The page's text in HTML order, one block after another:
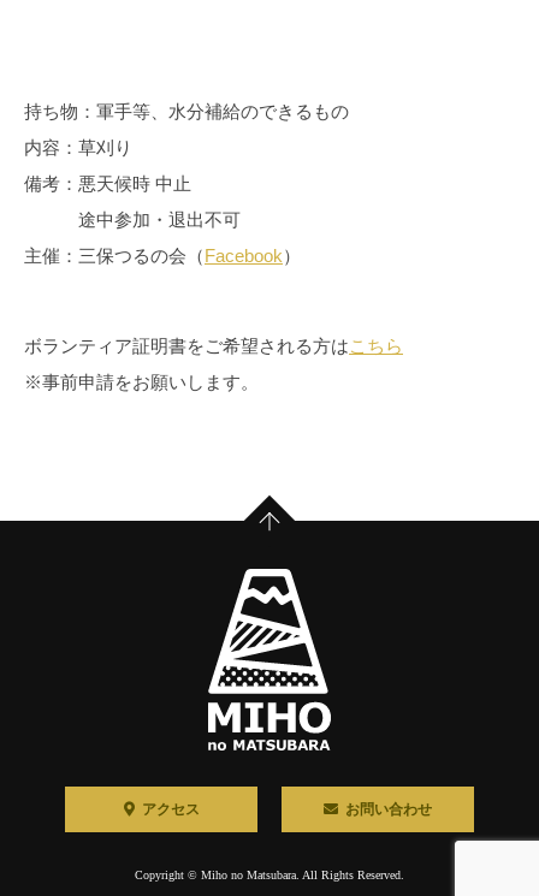
持ち物：軍手等、水分補給のできるもの
内容：草刈り
備考：悪天候時 中止
途中参加・退出不可
主催：三保つるの会（Facebook）
ボランティア証明書をご希望される方はこちら
※事前申請をお願いします。
アクセス お問い合わせ
Copyright © Miho no Matsubara. All Rights Reserved.